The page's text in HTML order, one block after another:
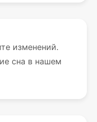
изменений.
сна в нашем